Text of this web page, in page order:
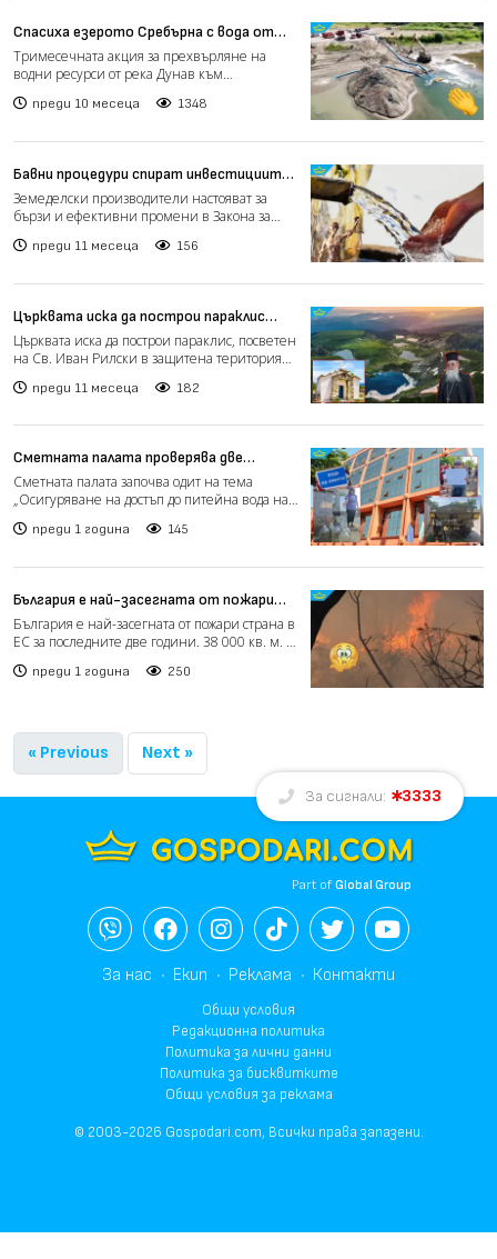
Спасиха езерото Сребърна с вода от
Дунав
Тримесечната акция за прехвърляне на
водни ресурси от река Дунав към
преди 10 месеца 1348
Бавни процедури спират инвестициите
в напояване, земеделци се надяват, че
промените в Закона за водите ще
Земеделски производители настояват за
бързи и ефективни промени в Закона за
преди 11 месеца 156
Църквата иска да построи параклис
край Седемте рилски езера (видео)
Църквата иска да построи параклис, посветен
на Св. Иван Рилски в защитена територия
преди 11 месеца 182
Сметната палата проверява две
министерства заради безводието и
проблемите с ВиК мрежата
Сметната палата започва одит на тема
„Осигуряване на достъп до питейна вода на
преди 1 година 145
България е най-засегната от пожари
страна в ЕС за последните две години
България е най-засегната от пожари страна в
ЕС за последните две години. 38 000 кв. м. са
преди 1 година 250
« Previous Next »
За сигнали: 3333
Part ofGlobal Group
За нас Екип Реклама Контакти
Общи условия
Редакционна политика
Политика за лични данни
Политика за бисквитките
Общи условия за реклама
© 2003-2026 Gospodari.com, Всички права запазени.